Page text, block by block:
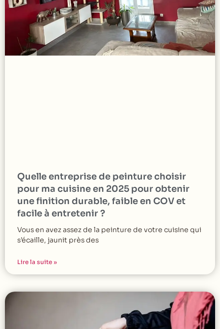
Quelle entreprise de peinture choisir
pour ma cuisine en 2025 pour obtenir
une finition durable, faible en COV et
facile à entretenir ?
Vous en avez assez de la peinture de votre cuisine qui
s’écaille, jaunit près des
Lire la suite »